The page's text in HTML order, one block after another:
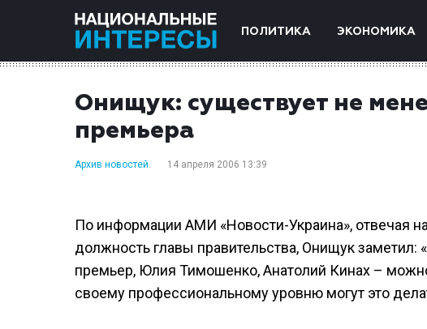
ПОЛИТИКА ЭКОНОМИКА
Онищук: существует не
премьера
Архив новостей 14 апреля 2006 13:39
По информации АМИ «Новости-Украина», отвечая
должность главы правительства, Онищук
премьер, Юлия Тимошенко, Анатолий Кинах –
своему профессиональному уровню могут это